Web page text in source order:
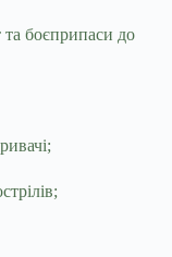
боєприпаси до